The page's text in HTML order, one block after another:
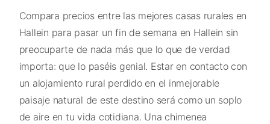
Compara precios entre las mejores casas rurales en
Hallein para pasar un fin de semana en Hallein sin
preocuparte de nada más que lo que de verdad
importa: que lo paséis genial. Estar en contacto con
un alojamiento rural perdido en el inmejorable
paisaje natural de este destino será como un soplo
de aire en tu vida cotidiana. Una chimenea